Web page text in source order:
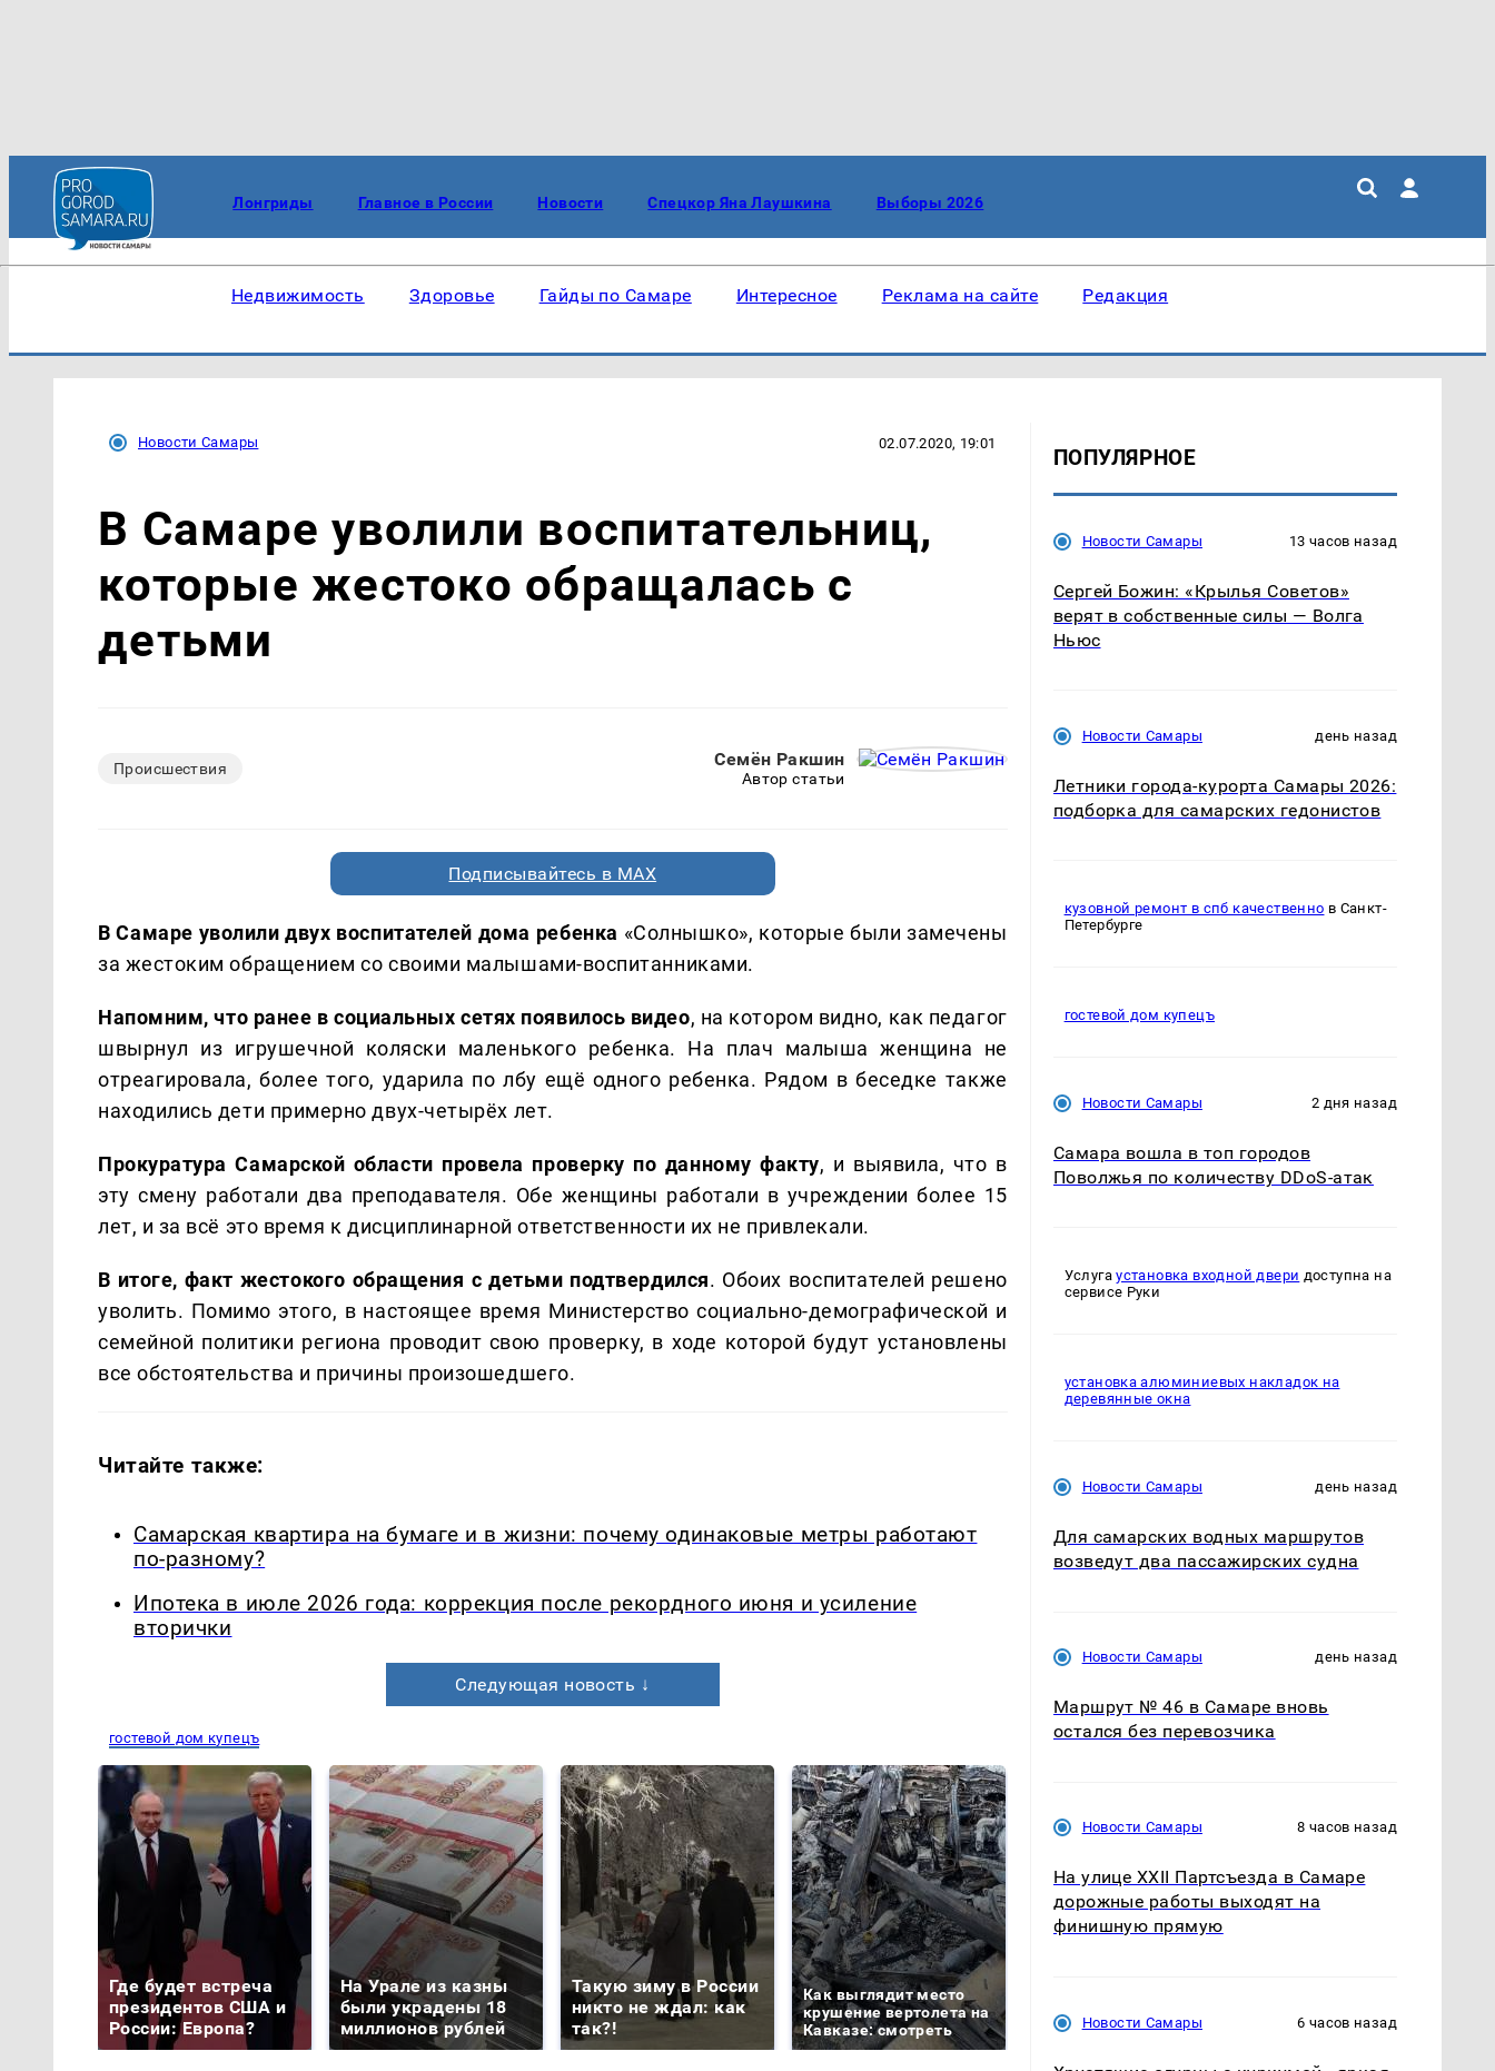
Лонгриды Главное в России Новости Спецкор Яна Лаушкина Выборы 2026
Недвижимость Здоровье Гайды по Самаре Интересное Реклама на сайте Редакция
Новости Самары 02.07.2020, 19:01
В Самаре уволили воспитательниц,
которые жестоко обращалась с
детьми
Происшествия Семён Ракшин
Автор статьи
Подписывайтесь в MAX
В Самаре уволили двух воспитателей дома ребенка «Солнышко», которые были замечены
за жестоким обращением со своими малышами-воспитанниками.
Напомним, что ранее в социальных сетях появилось видео, на котором видно, как педагог
швырнул из игрушечной коляски маленького ребенка. На плач малыша женщина не
отреагировала, более того, ударила по лбу ещё одного ребенка. Рядом в беседке также
находились дети примерно двух-четырёх лет.
Прокуратура Самарской области провела проверку по данному факту, и выявила, что в
эту смену работали два преподавателя. Обе женщины работали в учреждении более 15
лет, и за всё это время к дисциплинарной ответственности их не привлекали.
В итоге, факт жестокого обращения с детьми подтвердился. Обоих воспитателей решено
уволить. Помимо этого, в настоящее время Министерство социально-демографической и
семейной политики региона проводит свою проверку, в ходе которой будут установлены
все обстоятельства и причины произошедшего.
Читайте также:
Самарская квартира на бумаге и в жизни: почему одинаковые метры работают
по-разному?
Ипотека в июле 2026 года: коррекция после рекордного июня и усиление
вторички
Следующая новость ↓
гостевой дом купецъ
Где будет встреча
президентов США и
России: Европа?
На Урале из казны
были украдены 18
миллионов рублей
Такую зиму в России
никто не ждал: как
так?!
Как выглядит место
крушение вертолета на
Кавказе: смотреть
магазина: список
криптомиллионера
ПОПУЛЯРНОЕ
Новости Самары 13 часов назад
Сергей Божин: «Крылья Советов»
верят в собственные силы — Волга
Ньюс
Новости Самары день назад
Летники города-курорта Самары 2026:
подборка для самарских гедонистов
кузовной ремонт в спб качественно в Санкт-
Петербурге
гостевой дом купецъ
Новости Самары 2 дня назад
Самара вошла в топ городов
Поволжья по количеству DDoS-атак
Услугаустановка входной двери доступна на
сервисе Руки
установка алюминиевых накладок на
деревянные окна
Новости Самары день назад
Для самарских водных маршрутов
возведут два пассажирских судна
Новости Самары день назад
Маршрут № 46 в Самаре вновь
остался без перевозчика
Новости Самары 8 часов назад
На улице XXII Партсъезда в Самаре
дорожные работы выходят на
финишную прямую
Новости Самары 6 часов назад